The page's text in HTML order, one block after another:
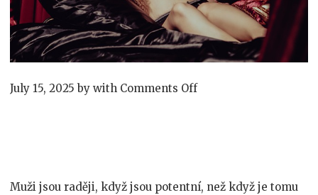
July 15, 2025 bywith Comments Offon
Muži jsou raději, když jsou potentní, než když je tomu